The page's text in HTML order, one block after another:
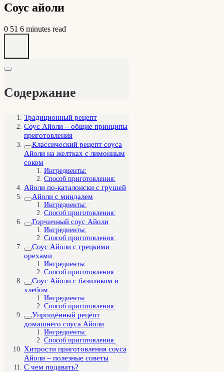
Соус айоли
0 51 6 minutes read
Содержание
Традиционный рецепт
Соус Айоли – общие принципы
приготовления
Классический рецепт соуса
Айоли на желтках с лимонным
соком
Ингредиенты:
Способ приготовления:
Айоли по-каталонски с грушей
Айоли с миндалем
Ингредиенты:
Способ приготовления:
Горчичный соус Айоли
Ингредиенты:
Способ приготовления:
Соус Айоли с грецкими
орехами
Ингредиенты:
Способ приготовления:
Соус Айоли с базиликом и
хлебом
Ингредиенты:
Способ приготовления:
Упрощённый рецепт
домашнего соуса Айоли
Ингредиенты:
Способ приготовления:
Хитрости приготовления соуса
Айоли – полезные советы
С чем подавать?